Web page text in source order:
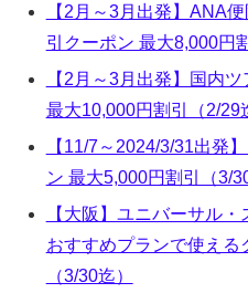
【2月～3月出発】ANA
引クーポン 最大8,000円
【2月～3月出発】国内
最大10,000円割引（2/29
【11/7～2024/3/31出発
ン 最大5,000円割引（3/30
【大阪】ユニバーサル
おすすめプランで使える
（3/30迄）